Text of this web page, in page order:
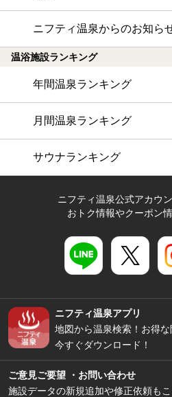
ニフティ温泉からのお知ら
温浴施設ランキング
年間温泉ランキング
月間温泉ランキング
サウナランキング
ニフティ温泉公式アカウ
おトク情報やクーポン
ニフティ温泉アプリ
地図から温泉検索！お得な
今すぐダウンロード！
ご意見ご要望 ・お問い合わせ
施設データの新規追加や修正依頼も